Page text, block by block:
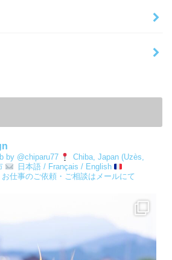
by @chiparu77
Chiba, Japan (Uzès,
日本語 / Français / English
お仕事のご依頼・ご相談はメールにて